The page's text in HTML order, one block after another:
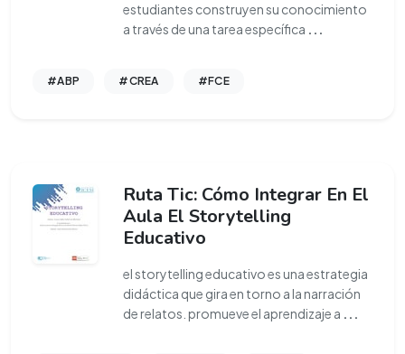
estudiantes construyen su conocimiento
a través de una tarea específica ...
#ABP #CREA #FCE
Ruta Tic: Cómo Integrar En El
Aula El Storytelling
Educativo
el storytelling educativo es una estrategia
didáctica que gira en torno a la narración
de relatos. promueve el aprendizaje a ...